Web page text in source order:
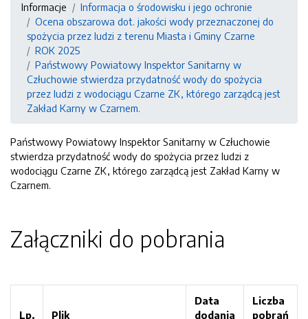
Informacje
Informacja o środowisku i jego ochronie
Ocena obszarowa dot. jakości wody przeznaczonej do
spożycia przez ludzi z terenu Miasta i Gminy Czarne
ROK 2025
Państwowy Powiatowy Inspektor Sanitarny w
Człuchowie stwierdza przydatność wody do spożycia
przez ludzi z wodociągu Czarne ZK, którego zarządcą jest
Zakład Karny w Czarnem.
Państwowy Powiatowy Inspektor Sanitarny w Człuchowie
stwierdza przydatność wody do spożycia przez ludzi z
wodociągu Czarne ZK, którego zarządcą jest Zakład Karny w
Czarnem.
Załączniki do pobrania
Lp. Plik
Data
dodania
Liczba
pobrań